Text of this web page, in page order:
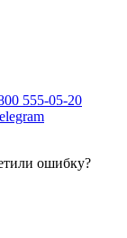
555-05-20
ошибку?